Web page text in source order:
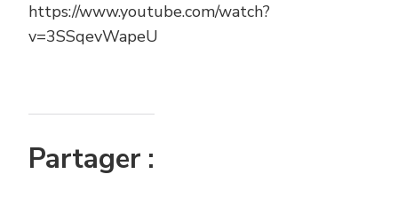
https://www.youtube.com/watch?
v=3SSqevWapeU
Partager :